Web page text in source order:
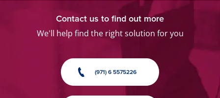
Contact us to find out more
We'll help find the right solution for you
(971) 6 5575226